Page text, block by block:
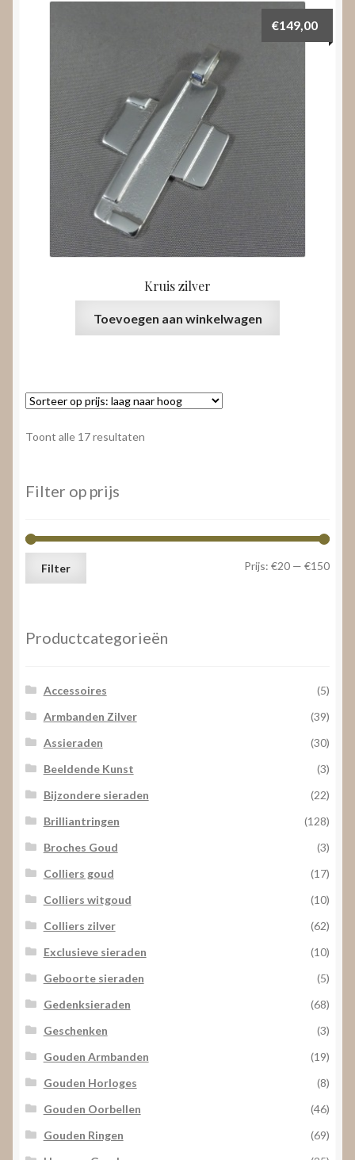
Kruis zilver
€149,00
Toevoegen aan winkelwagen
Toont alle 17 resultaten
Filter op prijs
Min.
Max.
Filter Prijs: €20 — €150
Productcategorieën
Accessoires
(5)
Armbanden Zilver
(39)
Assieraden
(30)
Beeldende Kunst
(3)
Bijzondere sieraden
(22)
Brilliantringen
(128)
Broches Goud
(3)
Colliers goud
(17)
Colliers witgoud
(10)
Colliers zilver
(62)
Exclusieve sieraden
(10)
Geboorte sieraden
(5)
Gedenksieraden
(68)
Geschenken
(3)
Gouden Armbanden
(19)
Gouden Horloges
(8)
Gouden Oorbellen
(46)
Gouden Ringen
(69)